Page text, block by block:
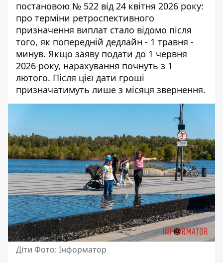
постановою № 522 від 24 квітня 2026 року:
про терміни ретроспективного
призначення виплат стало відомо після
того, як попередній дедлайн - 1 травня -
минув. Якщо заяву подати до 1 червня
2026 року, нарахування почнуть з 1
лютого. Після цієї дати гроші
призначатимуть лише з місяця звернення.
Діти Фото: Інформатор